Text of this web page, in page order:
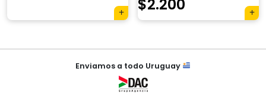
$2.200
NavegaciónEnviamos a todo Uruguay
Tu carrito está vacío.
automáticamente.